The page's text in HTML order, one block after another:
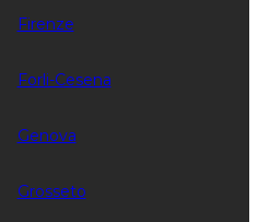
Firenze
Forli-Cesena
Genova
Grosseto